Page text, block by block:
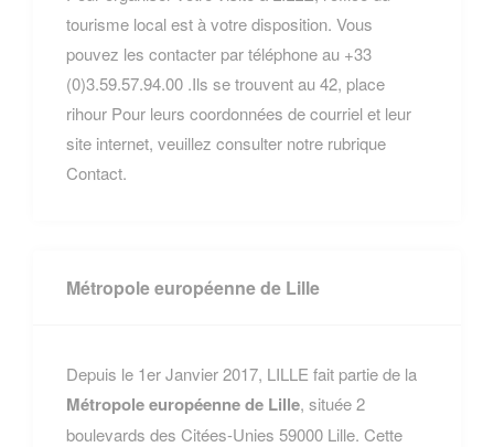
tourisme local est à votre disposition. Vous
pouvez les contacter par téléphone au +33
(0)3.59.57.94.00 .Ils se trouvent au 42, place
rihour Pour leurs coordonnées de courriel et leur
site internet, veuillez consulter notre rubrique
Contact.
Métropole européenne de Lille
Depuis le 1er Janvier 2017, LILLE fait partie de la
Métropole européenne de Lille, située 2
boulevards des Citées-Unies 59000 Lille. Cette